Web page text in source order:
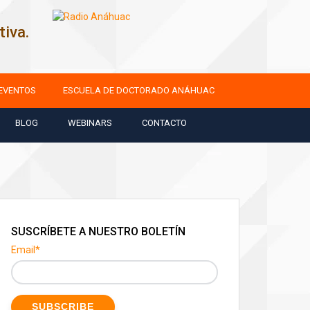
ESCUELA DE DOCTORADO ANÁHUAC
BLOG WEBINARS CONTACTO
SUSCRÍBETE A NUESTRO BOLETÍN
Email*